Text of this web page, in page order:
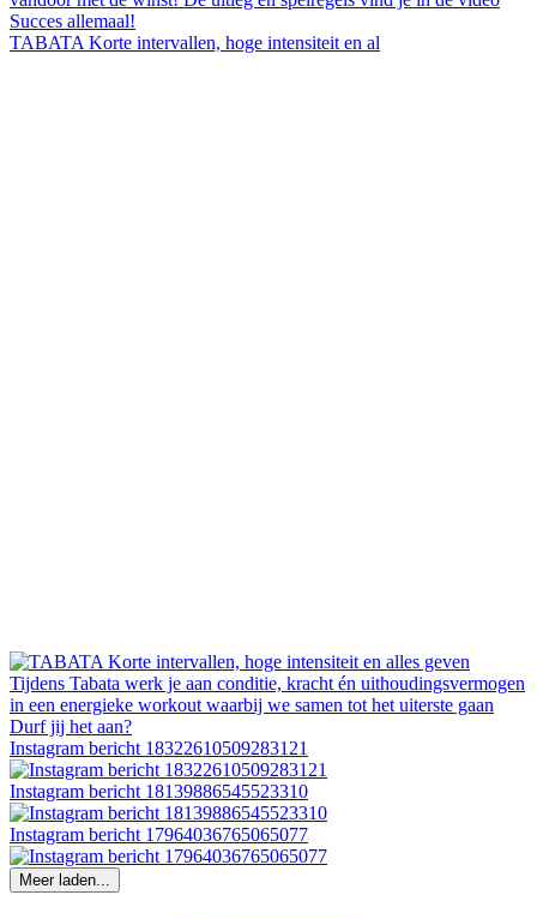
TABATA Korte intervallen, hoge intensiteit en al
Instagram bericht 18322610509283121
Instagram bericht 18139886545523310
Instagram bericht 17964036765065077
Meer laden...